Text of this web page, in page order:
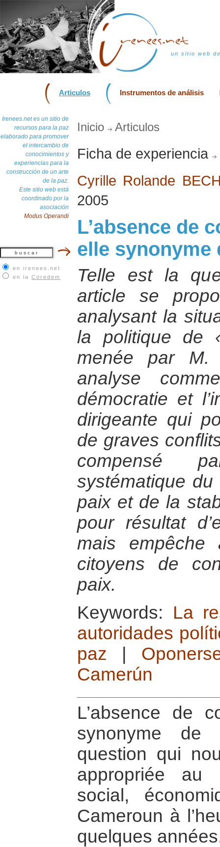
un sitio web
Articulos Instrumentos de análisis
Irenees.net es un sitio de
recursos para la paz
elaborado para promover
el intercambio de
conocimientos y
experiencias para la
construcción de un arte
de la paz.
Este sitio web está
coordinado por la
asociación
Modus Operandi
en irenees.net
en la Coredem
Inicio Articulos
Ficha de experiencia
Cyrille Rolande
2005
L’absence de
elle synonyme
Telle est la
article se
analysant la
la politique de
menée par M.
analyse
démocratie et
dirigeante qui
de graves
compensé
systématique
paix et de la
pour résultat
mais
citoyens de
paix.
Keywords: La
autoridades
paz
Camerún
L’absence de
synonyme
question qui
appropriée au
social,
Cameroun à
quelques